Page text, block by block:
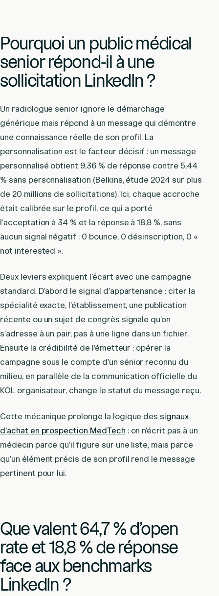
Pourquoi un public médical
senior répond-il à une
sollicitation LinkedIn ?
Un radiologue senior ignore le démarchage
générique mais répond à un message qui démontre
une connaissance réelle de son profil. La
personnalisation est le facteur décisif : un message
personnalisé obtient 9,36 % de réponse contre 5,44
% sans personnalisation (Belkins, étude 2024 sur plus
de 20 millions de sollicitations). Ici, chaque accroche
était calibrée sur le profil, ce qui a porté
l’acceptation à 34 % et la réponse à 18,8 %, sans
aucun signal négatif : 0 bounce, 0 désinscription, 0 «
not interested ».
Deux leviers expliquent l’écart avec une campagne
standard. D’abord le signal d’appartenance : citer la
spécialité exacte, l’établissement, une publication
récente ou un sujet de congrès signale qu’on
s’adresse à un pair, pas à une ligne dans un fichier.
Ensuite la crédibilité de l’émetteur : opérer la
campagne sous le compte d’un sénior reconnu du
milieu, en parallèle de la communication officielle du
KOL organisateur, change le statut du message reçu.
Cette mécanique prolonge la logique dessignaux
d’achat en prospection MedTech : on n’écrit pas à un
médecin parce qu’il figure sur une liste, mais parce
qu’un élément précis de son profil rend le message
pertinent pour lui.
Que valent 64,7 % d’open
rate et 18,8 % de réponse
face aux benchmarks
LinkedIn ?